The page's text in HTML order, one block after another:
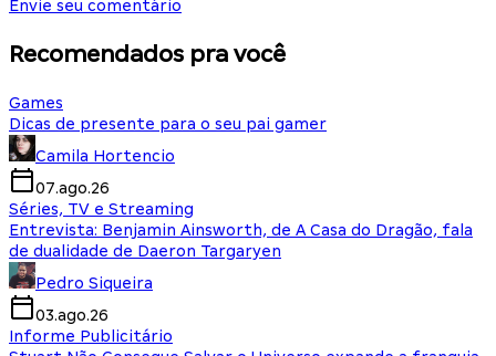
Envie seu comentário
Recomendados pra você
Games
Dicas de presente para o seu pai gamer
Camila Hortencio
07.ago.26
Séries, TV e Streaming
Entrevista: Benjamin Ainsworth, de A Casa do Dragão, fala
de dualidade de Daeron Targaryen
Pedro Siqueira
03.ago.26
Informe Publicitário